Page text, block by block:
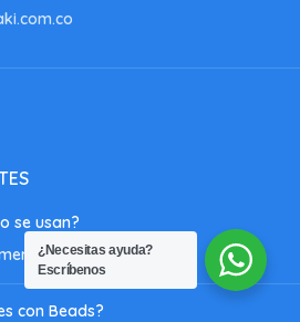
se usan?
con Beads?
¿Necesitas ayuda?
Escríbenos